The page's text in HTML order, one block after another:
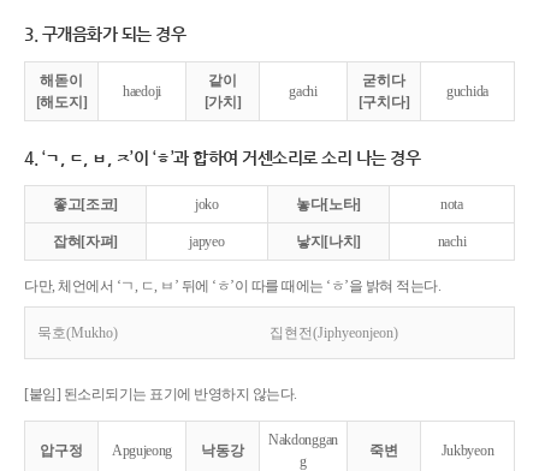
3. 구개음화가 되는 경우
해돋이
[해도지]
haedoji
같이
[가치]
gachi
굳히다
[구치다]
guchida
4. ‘ㄱ, ㄷ, ㅂ, ㅈ’이 ‘ㅎ’과 합하여 거센소리로 소리 나는 경우
좋고[조코] joko 놓다[노타] nota
잡혀[자펴] japyeo 낳지[나치] nachi
다만, 체언에서 ‘ㄱ, ㄷ, ㅂ’ 뒤에 ‘ㅎ’이 따를 때에는 ‘ㅎ’을 밝혀 적는다.
묵호(Mukho) 집현전(Jiphyeonjeon)
[붙임] 된소리되기는 표기에 반영하지 않는다.
압구정 Apgujeong 낙동강
Nakdonggan
g
죽변 Jukbyeon